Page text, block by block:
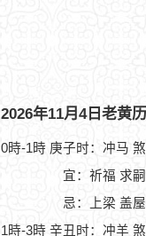
2026年11月4日老黄
0時-1時 庚子时：冲马
宜：祈福 求
忌：上梁 盖
1時-3時 辛丑时：冲羊